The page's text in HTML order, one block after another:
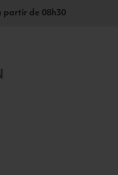
partir de 08h30